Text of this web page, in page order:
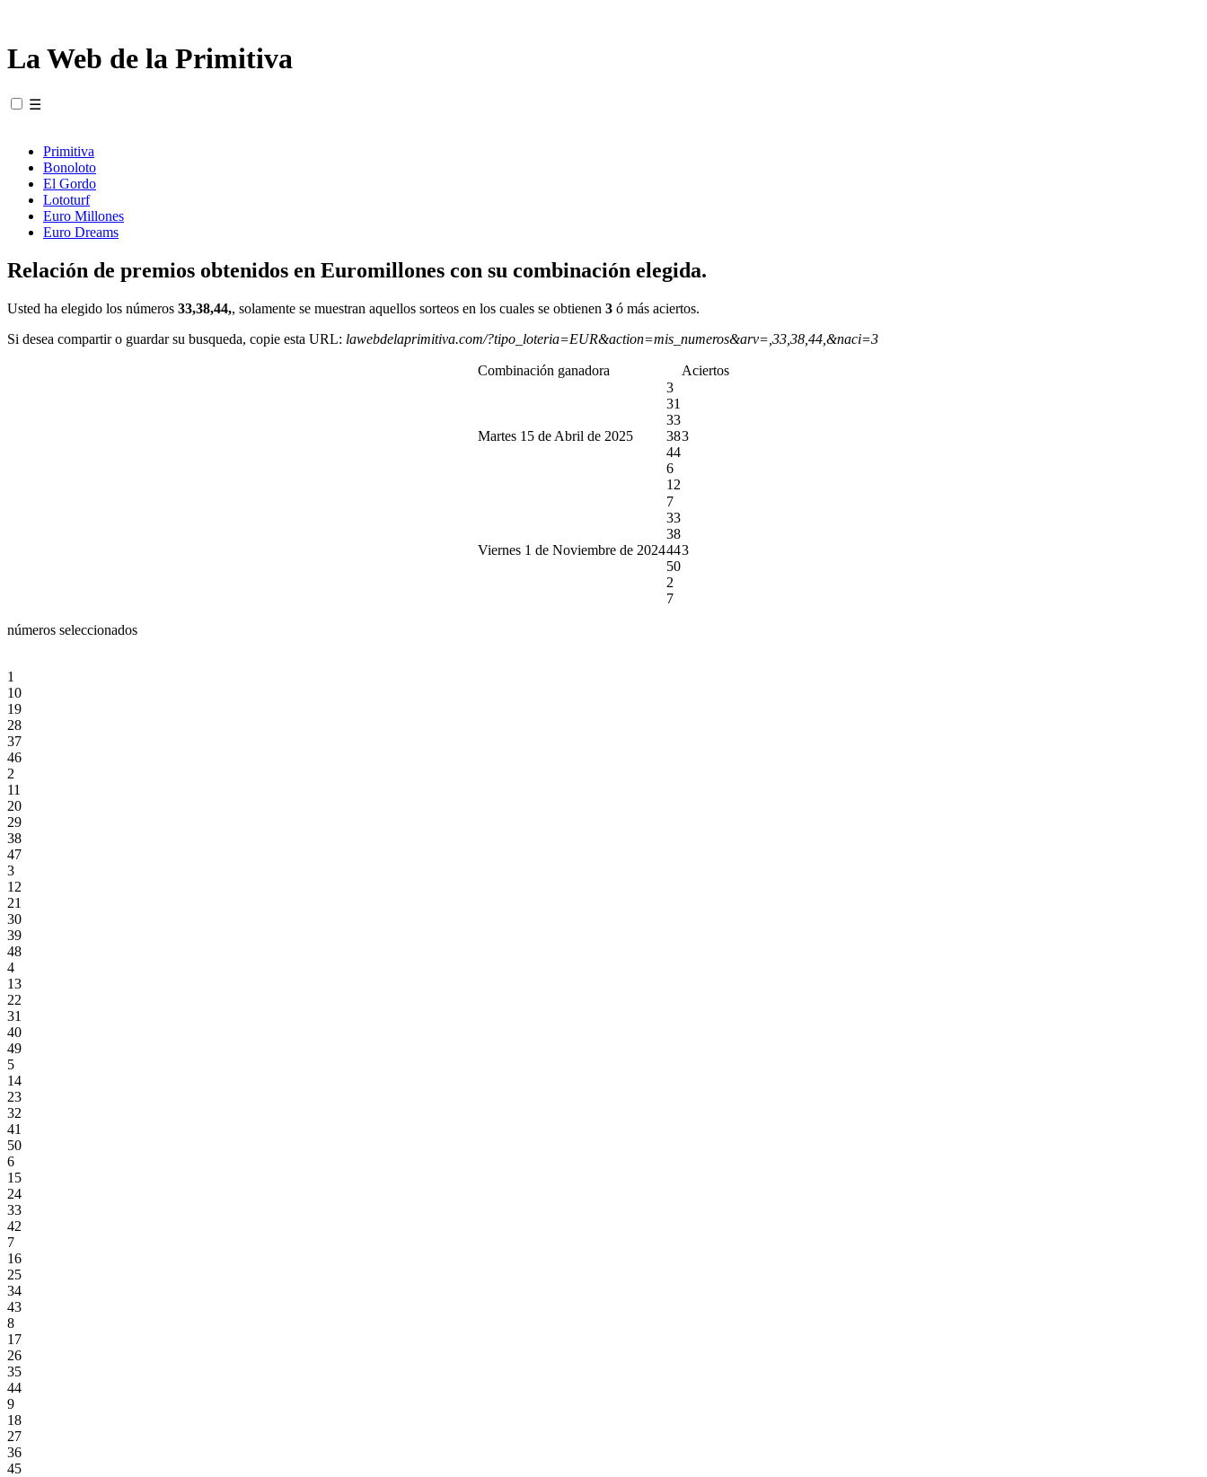
La Web de la Primitiva
☰
Primitiva
Bonoloto
El Gordo
Lototurf
Euro Millones
Euro Dreams
Relación de premios obtenidos en Euromillones con su combinación elegida.
Usted ha elegido los números 33,38,44,, solamente se muestran aquellos sorteos en los cuales se obtienen 3 ó más aciertos.
Si desea compartir o guardar su busqueda, copie esta URL: lawebdelaprimitiva.com/?tipo_loteria=EUR&action=mis_numeros&arv=,33,38,44,&naci=3
Combinación ganadora Aciertos
Martes 15 de Abril de 2025
3
31
33
38
44
6
12
3
Viernes 1 de Noviembre de 2024
7
33
38
44
50
2
7
3
números seleccionados
1
10
19
28
37
46
2
11
20
29
38
47
3
12
21
30
39
48
4
13
22
31
40
49
5
14
23
32
41
50
6
15
24
33
42
7
16
25
34
43
8
17
26
35
44
9
18
27
36
45